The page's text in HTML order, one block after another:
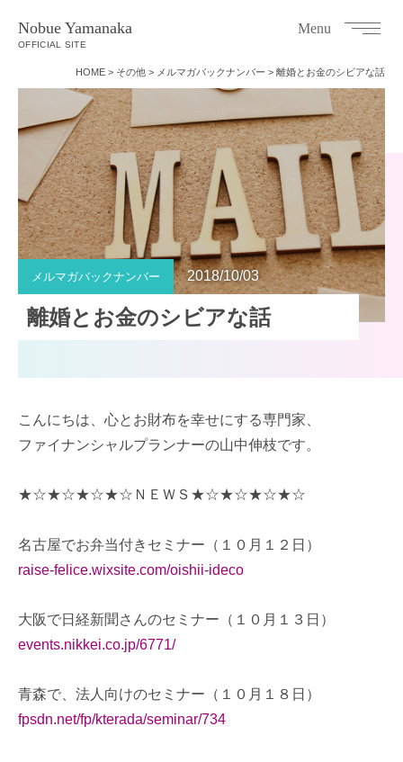
Nobue Yamanaka
OFFICIAL SITE
Menu
HOME > その他 > メルマガバックナンバー > 離婚とお金のシビアな話
メルマガバックナンバー 2018/10/03
離婚とお金のシビアな話
こんにちは、心とお財布を幸せにする専門家、
ファイナンシャルプランナーの山中伸枝です。
★☆★☆★☆★☆ＮＥＷＳ★☆★☆★☆★☆
名古屋でお弁当付きセミナー（１０月１２日）
raise-felice.wixsite.com/oishii-ideco
大阪で日経新聞さんのセミナー（１０月１３日）
events.nikkei.co.jp/6771/
青森で、法人向けのセミナー（１０月１８日）
fpsdn.net/fp/kterada/seminar/734